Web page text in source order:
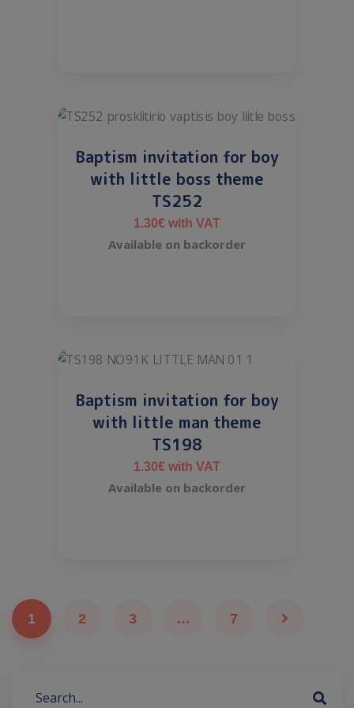
Baptism invitation for boy
with little boss theme
TS252
1.30€ with VAT
Available on backorder
Baptism invitation for boy
with little man theme
TS198
1.30€ with VAT
Available on backorder
1 2 3 … 7